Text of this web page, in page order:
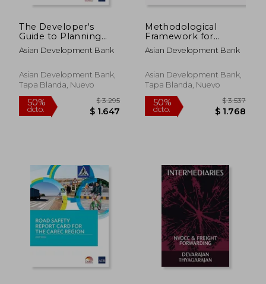
50%
dcto.
$ 6.794
$ 3.397
50%
dcto.
The Developer's
Guide to Planning
and Designing
Logistics Centers in
Inglés)
Asian Development Bank
Asian Development Bank,
Tapa Blanda, Nuevo
Methodological
Framework for
Unlocking Maritime
Insights Using
Identification System
Data: A Special
Indicators for Asia a
(en Inglés)
Asian Development Bank
Asian Development Bank,
Tapa Blanda, Nuevo